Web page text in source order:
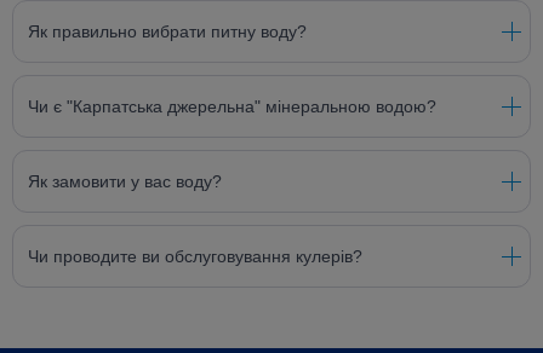
Як правильно вибрати питну воду?
Чи є "Карпатська джерельна" мінеральною водою?
Як замовити у вас воду?
Чи проводите ви обслуговування кулерів?